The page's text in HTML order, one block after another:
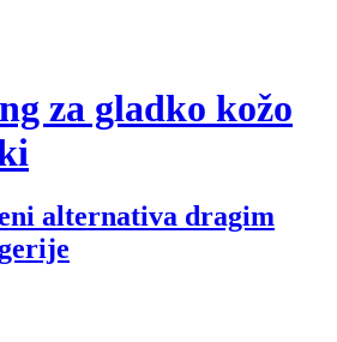
za gladko kožo
alternativa dragim